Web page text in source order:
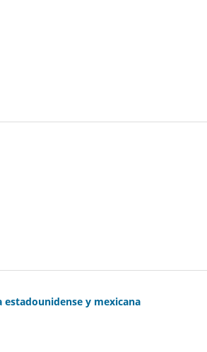
y mexicana